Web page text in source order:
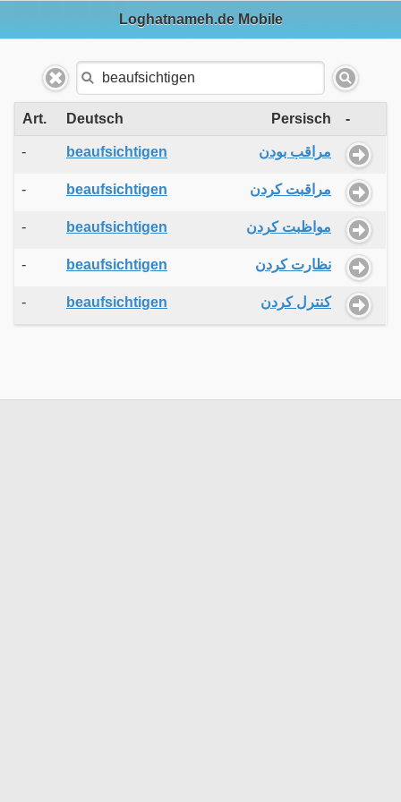
Loghatnameh.de Mobile
Art. Deutsch Persisch -
- beaufsichtigen مراقب بودن
- beaufsichtigen مراقبت کردن
- beaufsichtigen مواظبت کردن
- beaufsichtigen نظارت کردن
- beaufsichtigen کنترل کردن